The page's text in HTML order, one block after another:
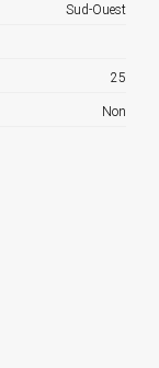
Sud-Ouest
25
Non